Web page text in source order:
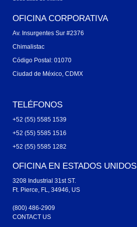
OFICINA CORPORATIVA
Av. Insurgentes Sur #2376
Chimalistac
Código Postal: 01070
Ciudad de México, CDMX
TELÉFONOS
+52 (55) 5585 1539
+52 (55) 5585 1516
+52 (55) 5585 1282
OFICINA EN ESTADOS UNIDOS
3208 Industrial 31st ST.
Ft. Pierce, FL, 34946, US
(800) 486-2909
CONTACT US